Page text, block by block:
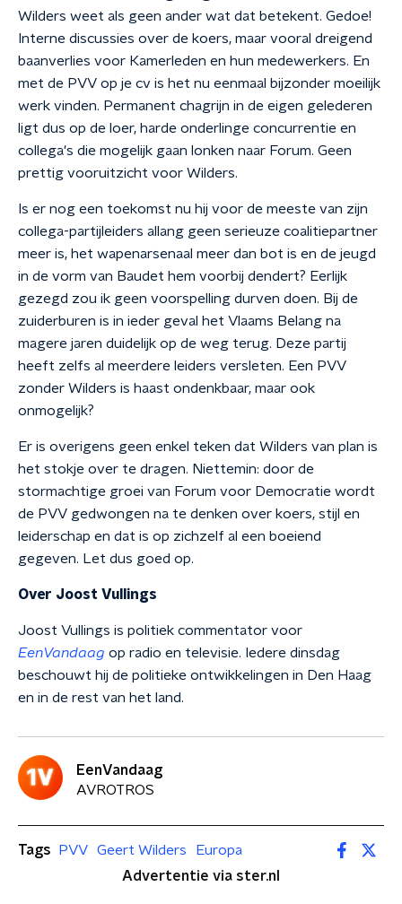
Wilders weet als geen ander wat dat betekent. Gedoe!
Interne discussies over de koers, maar vooral dreigend
baanverlies voor Kamerleden en hun medewerkers. En
met de PVV op je cv is het nu eenmaal bijzonder moeilijk
werk vinden. Permanent chagrijn in de eigen gelederen
ligt dus op de loer, harde onderlinge concurrentie en
collega's die mogelijk gaan lonken naar Forum. Geen
prettig vooruitzicht voor Wilders.
Is er nog een toekomst nu hij voor de meeste van zijn
collega-partijleiders allang geen serieuze coalitiepartner
meer is, het wapenarsenaal meer dan bot is en de jeugd
in de vorm van Baudet hem voorbij dendert? Eerlijk
gezegd zou ik geen voorspelling durven doen. Bij de
zuiderburen is in ieder geval het Vlaams Belang na
magere jaren duidelijk op de weg terug. Deze partij
heeft zelfs al meerdere leiders versleten. Een PVV
zonder Wilders is haast ondenkbaar, maar ook
onmogelijk?
Er is overigens geen enkel teken dat Wilders van plan is
het stokje over te dragen. Niettemin: door de
stormachtige groei van Forum voor Democratie wordt
de PVV gedwongen na te denken over koers, stijl en
leiderschap en dat is op zichzelf al een boeiend
gegeven. Let dus goed op.
Over Joost Vullings
Joost Vullings is politiek commentator voor
EenVandaag op radio en televisie. Iedere dinsdag
beschouwt hij de politieke ontwikkelingen in Den Haag
en in de rest van het land.
EenVandaag
AVROTROS
Tags PVV Geert Wilders
Europa
Advertentie via ster.nl